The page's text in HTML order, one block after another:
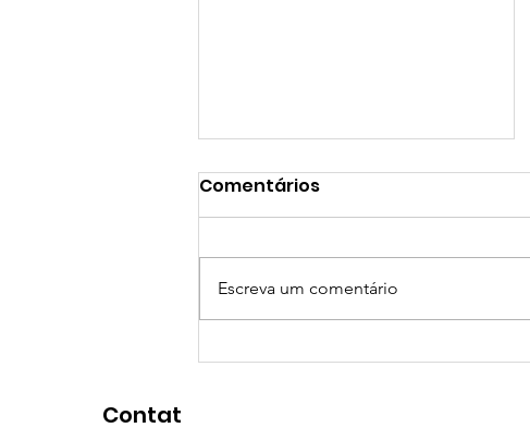
Planejamento 2025
Comentários
Escreva um comentário
Contat